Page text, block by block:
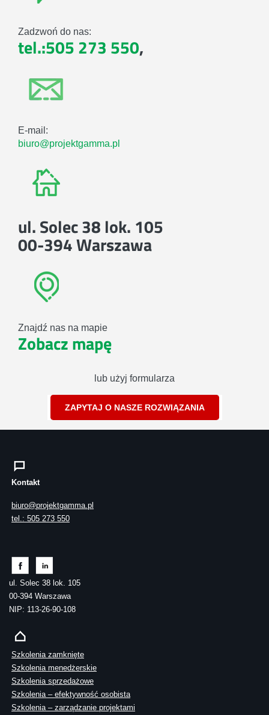
Zadzwoń do nas:
tel.:505 273 550,
E-mail:
biuro@projektgamma.pl
ul. Solec 38 lok. 105
00-394 Warszawa
Znajdź nas na mapie
Zobacz mapę
lub użyj formularza
ZAPYTAJ O NASZE ROZWIĄZANIA
Kontakt
biuro@projektgamma.pl
tel.: 505 273 550
ul. Solec 38 lok. 105
00-394 Warszawa
NIP: 113-26-90-108
Szkolenia zamknięte
Szkolenia menedżerskie
Szkolenia sprzedażowe
Szkolenia – efektywność osobista
Szkolenia – zarządzanie projektami